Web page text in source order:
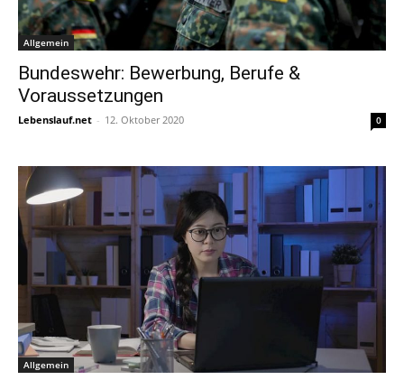
Allgemein
Bundeswehr: Bewerbung, Berufe &
Voraussetzungen
Lebenslauf.net - 12. Oktober 2020 0
Allgemein